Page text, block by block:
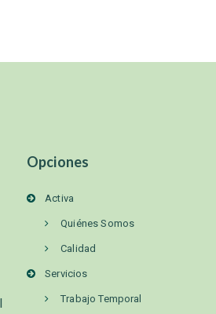
Opciones
Activa
Quiénes Somos
Calidad
Servicios
Trabajo Temporal